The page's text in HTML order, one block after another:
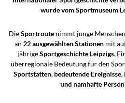
wurde vom Sportmuseum
DieSportroutenimmt junge
an 22 ausgewählten Stationen mit
jährigeSportgeschichte Leipzigs.
überregionale Bedeutung für den
Sportstätten, bedeutende
und namhafte